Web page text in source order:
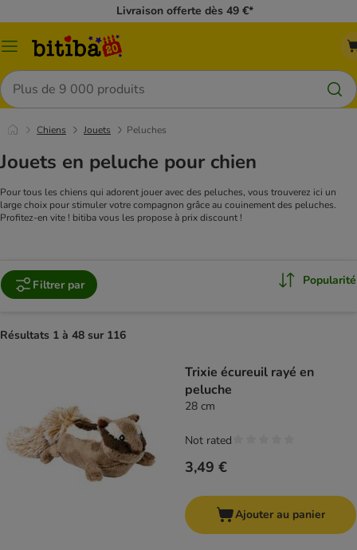
Livraison offerte dès 49 €*
Menu
Rechercher
Chiens Jouets Peluches
Jouets en peluche pour chien
Pour tous les chiens qui adorent jouer avec des peluches, vous trouverez ici un
large choix pour stimuler votre compagnon grâce au couinement des peluches.
Profitez-en vite ! bitiba vous les propose à prix discount !
Filtrer par Popularité
Résultats 1 à 48 sur 116
Trixie écureuil rayé en
peluche
28 cm
3,49 €
Not rated
Ajouter au panier